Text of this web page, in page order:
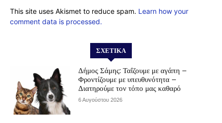
This site uses Akismet to reduce spam. Learn how your
comment data is processed.
ΣΧΕΤΙΚΆ
Δήμος Σάμης: Ταΐζουμε με αγάπη –
Φροντίζουμε με υπευθυνότητα –
Διατηρούμε τον τόπο μας καθαρό
6 Αυγούστου 2026